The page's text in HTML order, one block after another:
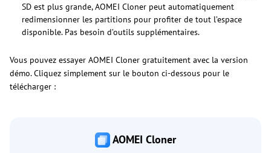
SD est plus grande, AOMEI Cloner peut automatiquement
redimensionner les partitions pour profiter de tout l’espace
disponible. Pas besoin d’outils supplémentaires.
Vous pouvez essayer AOMEI Cloner gratuitement avec la version
démo. Cliquez simplement sur le bouton ci-dessous pour le
télécharger :
AOMEI Cloner